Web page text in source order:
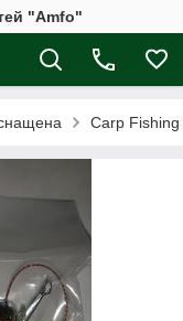
"Amfo"
Carp Fishing